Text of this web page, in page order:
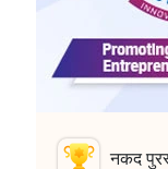
नकद